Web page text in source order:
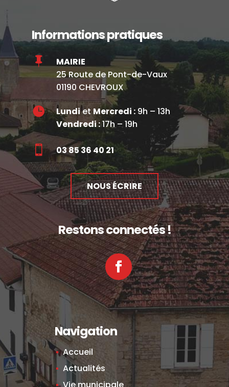
Informations pratiques

MAIRIE
25 Route de Pont-de-Vaux
01190 CHEVROUX
 Lundiet Mercredi :9h – 13h
Vendredi :17h – 19h
 03 85 36 40 21
NOUS ÉCRIRE
Restons connectés !
Facebook
Navigation
Accueil
Actualités